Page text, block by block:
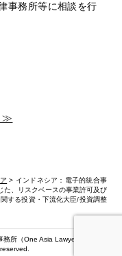
> インドネシア：電子的統合事
、リスクベースの事業許可及び
する投資・下流化大臣/投資調整
事務所等に相談を行
≫
務所（One Asia Lawyers